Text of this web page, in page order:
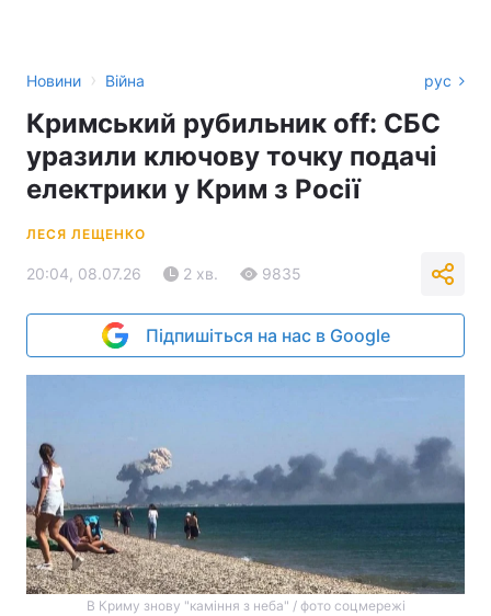
Новини › Війна рус
Кримський рубильник off: СБС
уразили ключову точку подачі
електрики у Крим з Росії
ЛЕСЯ ЛЕЩЕНКО
20:04, 08.07.26 2 хв. 9835
Підпишіться на нас в Google
В Криму знову "каміння з неба" / фото соцмережі